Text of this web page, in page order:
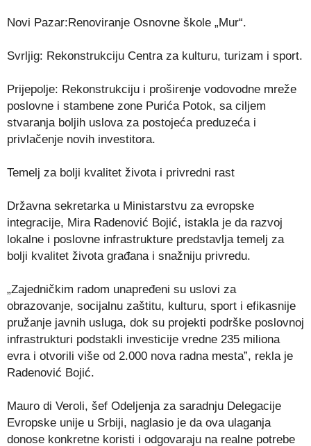
Novi Pazar:Renoviranje Osnovne škole „Mur“.
Svrljig: Rekonstrukciju Centra za kulturu, turizam i sport.
Prijepolje: Rekonstrukciju i proširenje vodovodne mreže
poslovne i stambene zone Purića Potok, sa ciljem
stvaranja boljih uslova za postojeća preduzeća i
privlačenje novih investitora.
Temelj za bolji kvalitet života i privredni rast
Državna sekretarka u Ministarstvu za evropske
integracije, Mira Radenović Bojić, istakla je da razvoj
lokalne i poslovne infrastrukture predstavlja temelj za
bolji kvalitet života građana i snažniju privredu.
„Zajedničkim radom unapređeni su uslovi za
obrazovanje, socijalnu zaštitu, kulturu, sport i efikasnije
pružanje javnih usluga, dok su projekti podrške poslovnoj
infrastrukturi podstakli investicije vredne 235 miliona
evra i otvorili više od 2.000 nova radna mesta”, rekla je
Radenović Bojić.
Mauro di Veroli, šef Odeljenja za saradnju Delegacije
Evropske unije u Srbiji, naglasio je da ova ulaganja
donose konkretne koristi i odgovaraju na realne potrebe